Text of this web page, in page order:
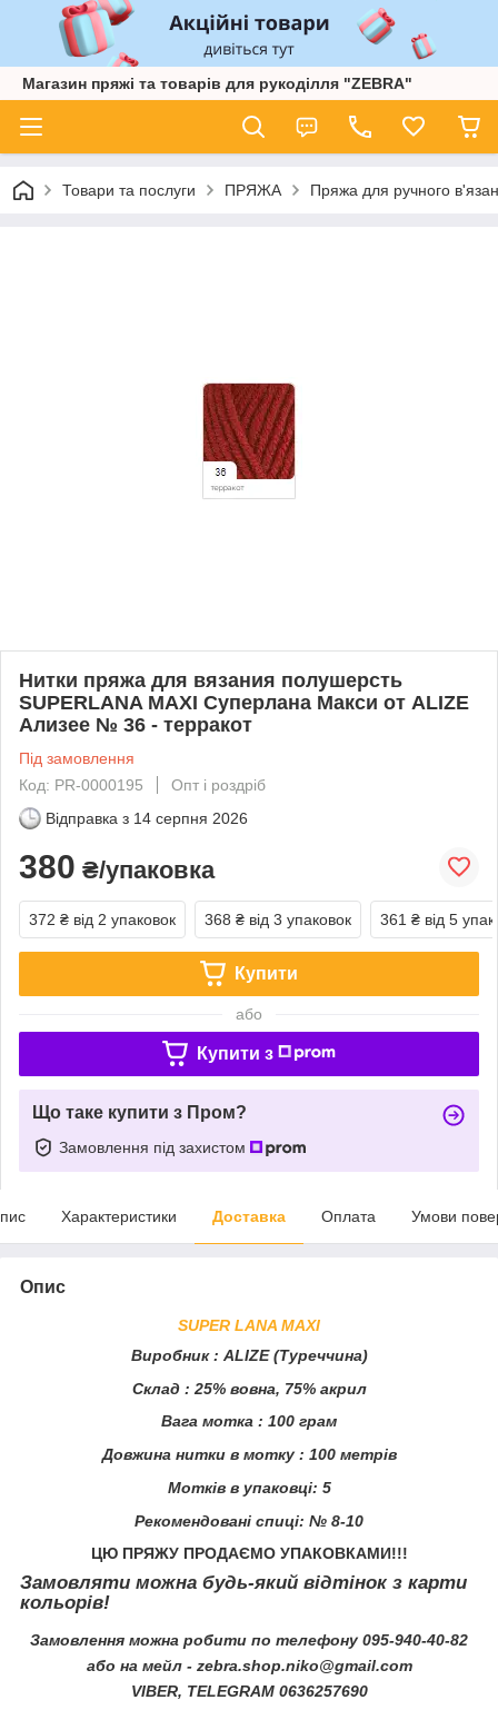
Магазин пряжі та товарів для рукоділля "ZEBRA"
Товари та послуги ПРЯЖА Пряжа для ручного
Нитки пряжа для вязания полушерсть
SUPERLANA MAXI Суперлана Макси от ALIZE
Ализее № 36 - терракот
Під замовлення
Код: PR-0000195
Опт і роздріб
Відправка з 14 серпня 2026
380 ₴/упаковка
372 ₴ від 2 упаковок 368 ₴ від 3 упаковок 361 ₴ від 5
Купити
або
Купити з
Що таке купити з Пром?
Замовлення під захистом
Характеристики Доставка Оплата Умови
Опис
SUPER LANA MAXI
Виробник: ALIZE (Туреччина)
Склад : 25% вовна, 75% акрил
Вага мотка : 100 грам
Довжина нитки в мотку : 100 метрів
Мотків в упаковці: 5
Рекомендовані спиці: № 8-10
ЦЮ ПРЯЖУ ПРОДАЄМО УПАКОВКАМИ!!!
Замовляти можна будь-який відтінок з карти
кольорів!
Замовлення можна робити по телефону 095-940-40-82
або на мейл - zebra.shop.niko@gmail.com
VIBER, TELEGRAM 0636257690